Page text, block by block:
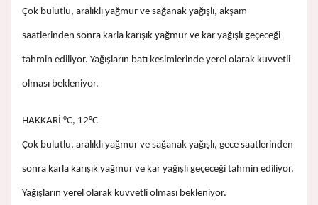
Çok bulutlu, aralıklı yağmur ve sağanak yağışlı, akşam
saatlerinden sonra karla karışık yağmur ve kar yağışlı geçeceği
tahmin ediliyor. Yağışların batı kesimlerinde yerel olarak kuvvetli
olması bekleniyor.
HAKKARİ °C, 12°C
Çok bulutlu, aralıklı yağmur ve sağanak yağışlı, gece saatlerinden
sonra karla karışık yağmur ve kar yağışlı geçeceği tahmin ediliyor.
Yağışların yerel olarak kuvvetli olması bekleniyor.